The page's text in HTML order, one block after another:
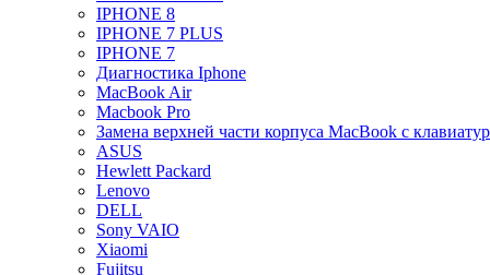
IPHONE 8
IPHONE 7 PLUS
IPHONE 7
Диагностика Iphone
MacBook Air
Macbook Pro
Замена верхней части корпуса MacBook с
ASUS
Hewlett Packard
Lenovo
DELL
Sony VAIO
Xiaomi
Fujitsu